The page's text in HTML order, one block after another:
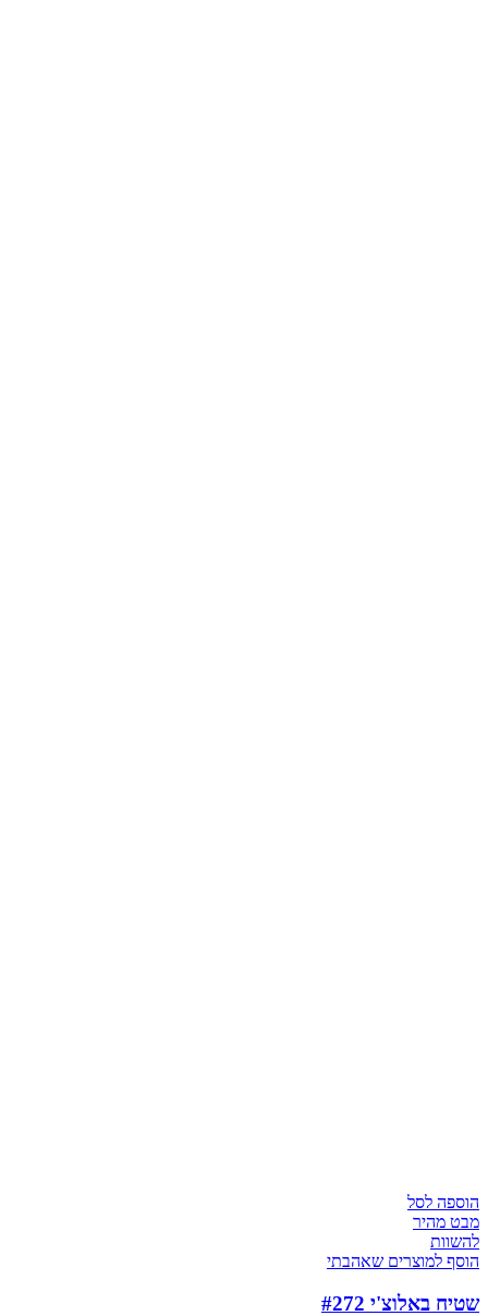
הוספה לסל
מבט מהיר
להשוות
הוסף למוצרים שאהבתי
שטיח באלוצ'י #272